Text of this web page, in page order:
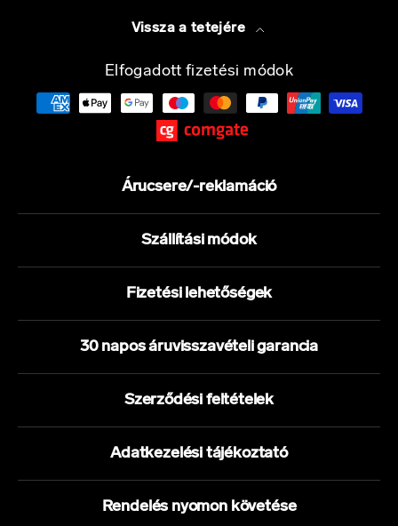
Vissza a tetejére
Elfogadott fizetési módok
Árucsere/-reklamáció
Szállítási módok
Fizetési lehetőségek
30 napos áruvisszavételi garancia
Szerződési feltételek
Adatkezelési tájékoztató
Rendelés nyomon követése